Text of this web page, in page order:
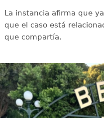
La instancia afirma que
que el caso está
que compartía.